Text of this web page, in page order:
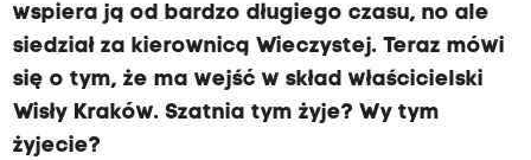
wspiera ją od bardzo długiego czasu, no ale
siedział za kierownicą Wieczystej. Teraz mówi
się o tym, że ma wejść w skład właścicielski
Wisły Kraków. Szatnia tym żyje? Wy tym
żyjecie?